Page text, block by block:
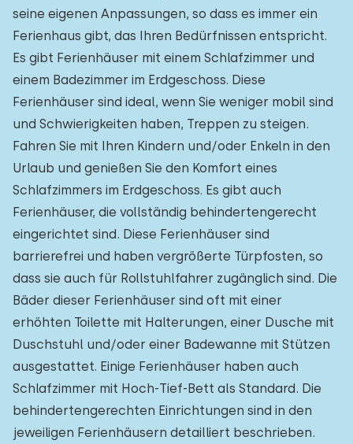
seine eigenen Anpassungen, so dass es immer ein
Ferienhaus gibt, das Ihren Bedürfnissen entspricht.
Es gibt Ferienhäuser mit einem Schlafzimmer und
einem Badezimmer im Erdgeschoss. Diese
Ferienhäuser sind ideal, wenn Sie weniger mobil sind
und Schwierigkeiten haben, Treppen zu steigen.
Fahren Sie mit Ihren Kindern und/oder Enkeln in den
Urlaub und genießen Sie den Komfort eines
Schlafzimmers im Erdgeschoss. Es gibt auch
Ferienhäuser, die vollständig behindertengerecht
eingerichtet sind. Diese Ferienhäuser sind
barrierefrei und haben vergrößerte Türpfosten, so
dass sie auch für Rollstuhlfahrer zugänglich sind. Die
Bäder dieser Ferienhäuser sind oft mit einer
erhöhten Toilette mit Halterungen, einer Dusche mit
Duschstuhl und/oder einer Badewanne mit Stützen
ausgestattet. Einige Ferienhäuser haben auch
Schlafzimmer mit Hoch-Tief-Bett als Standard. Die
behindertengerechten Einrichtungen sind in den
jeweiligen Ferienhäusern detailliert beschrieben.